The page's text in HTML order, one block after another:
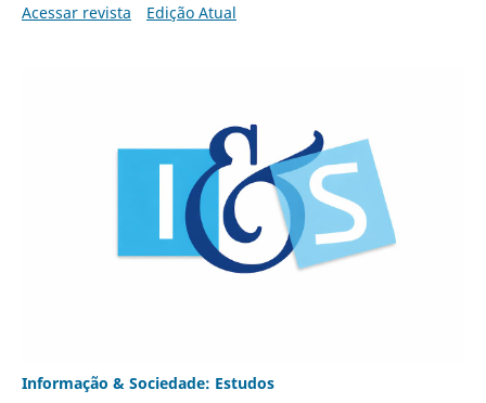
Acessar revista
Edição Atual
Informação & Sociedade: Estudos